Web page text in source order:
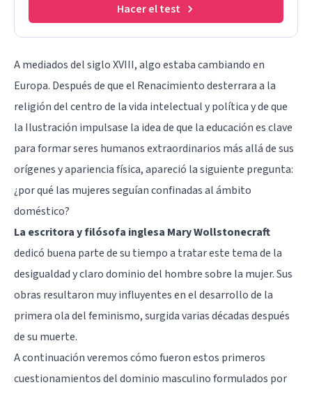
Hacer el test
A mediados del siglo XVIII, algo estaba cambiando en
Europa. Después de que el Renacimiento desterrara a la
religión del centro de la vida intelectual y política y de que
la Ilustración impulsase la idea de que la educación es clave
para formar seres humanos extraordinarios más allá de sus
orígenes y apariencia física, apareció la siguiente pregunta:
¿por qué las mujeres seguían confinadas al ámbito
doméstico?
La escritora y filósofa inglesa Mary Wollstonecraft
dedicó buena parte de su tiempo a tratar este tema de la
desigualdad y claro dominio del hombre sobre la mujer. Sus
obras resultaron muy influyentes en el desarrollo de la
primera ola del feminismo, surgida varias décadas después
de su muerte.
A continuación veremos cómo fueron estos primeros
cuestionamientos del dominio masculino formulados por